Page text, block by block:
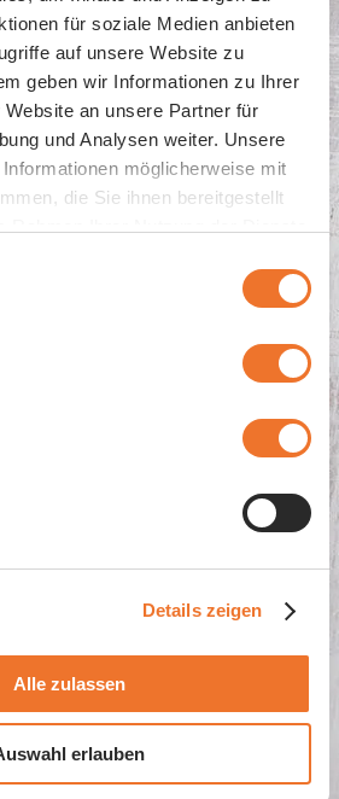
für soziale Medien anbieten
auf unsere Website zu
geben wir Informationen zu Ihrer
an unsere Partner für
und Analysen weiter. Unsere
möglicherweise mit
die Sie ihnen bereitgestellt
Details zeigen
Alle zulassen
erlauben
Ricotta Spinat
Tricolore
Spinat